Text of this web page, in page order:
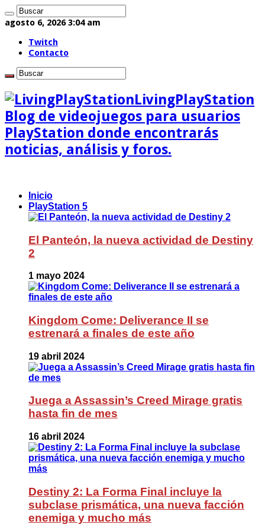
agosto 6, 2026 3:04 am
Twitch
Contacto
LivingPlayStation
Blog de videojuegos para usuarios
PlayStation donde encontrarás
noticias, análisis y foros.
Inicio
PlayStation 5
El Panteón, la nueva actividad de Destiny
2
1 mayo 2024
Kingdom Come: Deliverance II se
estrenará a finales de este año
19 abril 2024
Juega a Assassin’s Creed Mirage gratis
hasta fin de mes
16 abril 2024
Destiny 2: La Forma Final incluye la
subclase prismática, una nueva facción
enemiga y mucho más